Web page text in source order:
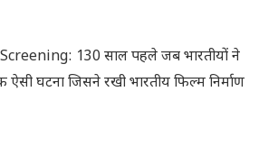
130 साल पहले जब भारतीयों ने
घटना जिसने रखी भारतीय फिल्म निर्माण